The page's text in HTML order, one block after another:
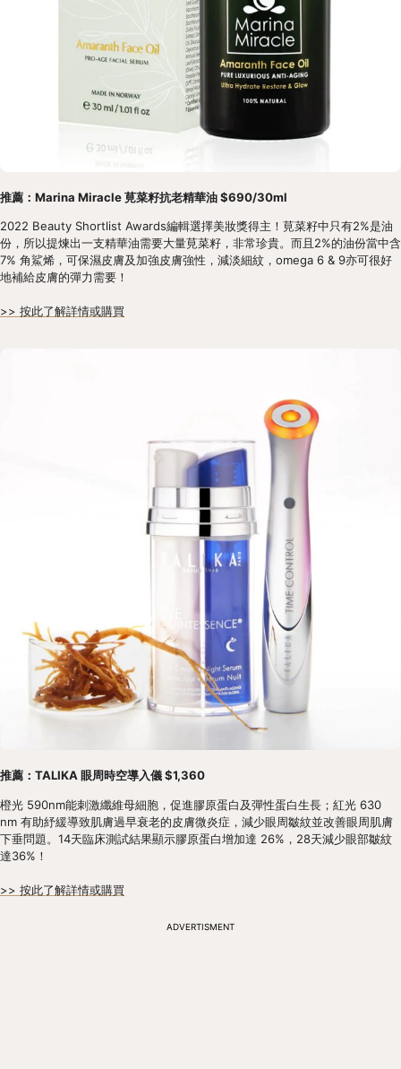
推薦：Marina Miracle 莧菜籽抗老精華油 $690/30ml
2022 Beauty Shortlist Awards編輯選擇美妝獎得主！莧菜籽中只有2%是油
份，所以提煉出一支精華油需要大量莧菜籽，非常珍貴。而且2%的油份當中含
7% 角鯊烯，可保濕皮膚及加強皮膚強性，減淡細紋，omega 6 & 9亦可很好
地補給皮膚的彈力需要！
>> 按此了解詳情或購買
推薦：TALIKA 眼周時空導入儀 $1,360
橙光 590nm能刺激纖維母細胞，促進膠原蛋白及彈性蛋白生長；紅光 630
nm 有助紓緩導致肌膚過早衰老的皮膚微炎症，減少眼周皺紋並改善眼周肌膚
下垂問題。14天臨床測試結果顯示膠原蛋白增加達 26%，28天減少眼部皺紋
達36%！
>> 按此了解詳情或購買
ADVERTISMENT